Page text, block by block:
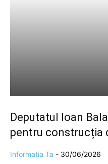
Deputatul Ioan
pentru construcția
Informatia Ta - 30/06/2026